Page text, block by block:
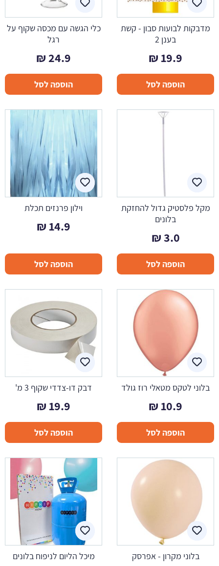
מדבקות לבועות סבון - קשת
בענן 2
19.9
₪
הוספה לסל
כלי הגשה עם מכסה שקוף על
רגל
24.9
₪
הוספה לסל
מקל פלסטיק גדול להחזקת
בלונים
3.0
₪
הוספה לסל
וילון פרנזים תכלת
14.9
₪
הוספה לסל
בלוני לטקס מטאלי רוז גולד
10.9
₪
הוספה לסל
דבק דו-צדדי שקוף 3 מ'
19.9
₪
הוספה לסל
בלוני מקרון - אפרסק מיכל הליום לניפוח בלונים